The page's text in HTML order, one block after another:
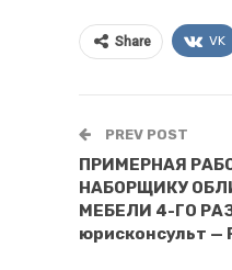
Share VK
PREV POST
ПРИМЕРНАЯ
НАБОРЩИКУ
МЕБЕЛИ 4-ГО
юрисконсульт —